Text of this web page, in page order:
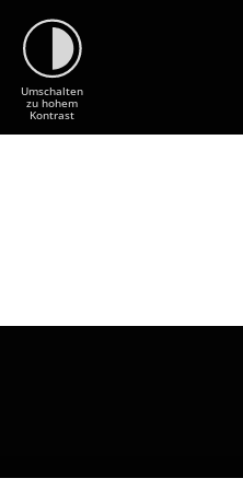
Umschalten
zu hohem
Kontrast